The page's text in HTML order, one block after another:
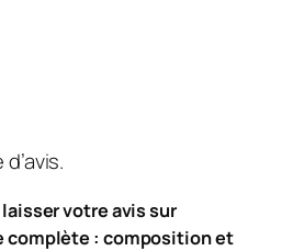
votre avis sur
complète : composition et